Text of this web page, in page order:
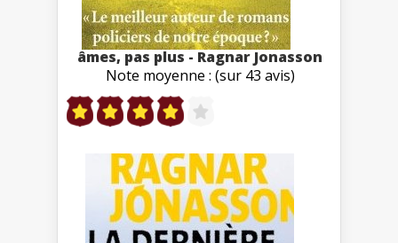
âmes, pas plus - Ragnar Jonasson
Note moyenne : (sur 43 avis)